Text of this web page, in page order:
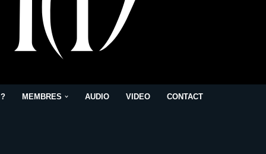
MEMBRES AUDIO VIDEO CONTACT